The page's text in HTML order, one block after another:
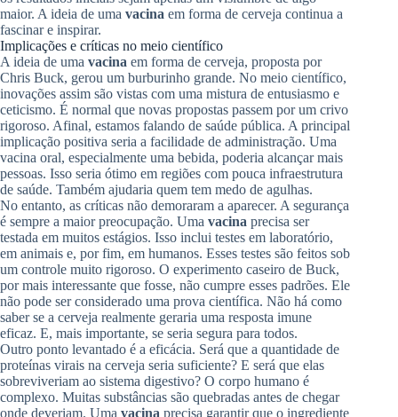
maior. A ideia de uma vacina em forma de cerveja continua a
fascinar e inspirar.
Implicações e críticas no meio científico
A ideia de uma vacina em forma de cerveja, proposta por
Chris Buck, gerou um burburinho grande. No meio científico,
inovações assim são vistas com uma mistura de entusiasmo e
ceticismo. É normal que novas propostas passem por um crivo
rigoroso. Afinal, estamos falando de saúde pública. A principal
implicação positiva seria a facilidade de administração. Uma
vacina oral, especialmente uma bebida, poderia alcançar mais
pessoas. Isso seria ótimo em regiões com pouca infraestrutura
de saúde. Também ajudaria quem tem medo de agulhas.
No entanto, as críticas não demoraram a aparecer. A segurança
é sempre a maior preocupação. Uma vacina precisa ser
testada em muitos estágios. Isso inclui testes em laboratório,
em animais e, por fim, em humanos. Esses testes são feitos sob
um controle muito rigoroso. O experimento caseiro de Buck,
por mais interessante que fosse, não cumpre esses padrões. Ele
não pode ser considerado uma prova científica. Não há como
saber se a cerveja realmente geraria uma resposta imune
eficaz. E, mais importante, se seria segura para todos.
Outro ponto levantado é a eficácia. Será que a quantidade de
proteínas virais na cerveja seria suficiente? E será que elas
sobreviveriam ao sistema digestivo? O corpo humano é
complexo. Muitas substâncias são quebradas antes de chegar
onde deveriam. Uma vacina precisa garantir que o ingrediente